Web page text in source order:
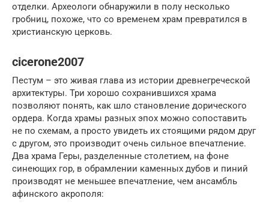
отделки. Археологи обнаружили в полу несколько
гробниц, похоже, что со временем храм превратился в
христианскую церковь.
cicerone2007
Пестум – это живая глава из истории древнегреческой
архитектуры. Три хорошо сохранившихся храма
позволяют понять, как шло становление дорического
ордера. Когда храмы разных эпох можно сопоставить
не по схемам, а просто увидеть их стоящими рядом друг
с другом, это производит очень сильное впечатление.
Два храма Геры, разделенные столетием, на фоне
синеющих гор, в обрамлении каменных дубов и пиний
производят не меньшее впечатление, чем ансамбль
афинского акрополя: